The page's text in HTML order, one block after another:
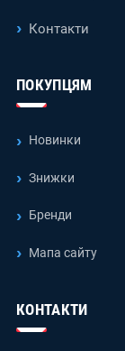
Контакти
ПОКУПЦЯМ
Новинки
Знижки
Бренди
Мапа сайту
КОНТАКТИ